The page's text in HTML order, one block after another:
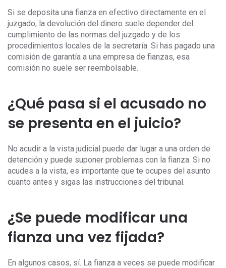
Si se deposita una fianza en efectivo directamente en el
juzgado, la devolución del dinero suele depender del
cumplimiento de las normas del juzgado y de los
procedimientos locales de la secretaría. Si has pagado una
comisión de garantía a una empresa de fianzas, esa
comisión no suele ser reembolsable.
¿Qué pasa si el acusado no
se presenta en el juicio?
No acudir a la vista judicial puede dar lugar a una orden de
detención y puede suponer problemas con la fianza. Si no
acudes a la vista, es importante que te ocupes del asunto
cuanto antes y sigas las instrucciones del tribunal.
¿Se puede modificar una
fianza una vez fijada?
En algunos casos, sí. La fianza a veces se puede modificar